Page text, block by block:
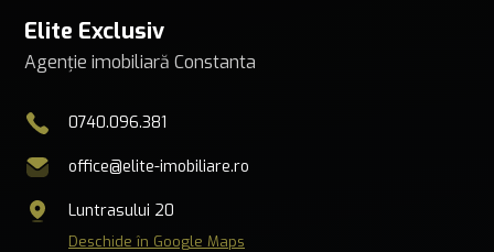
Elite Exclusiv
Agenție imobiliară Constanta
0740.096.381
office@elite-imobiliare.ro
Luntrasului 20
Deschide în Google Maps